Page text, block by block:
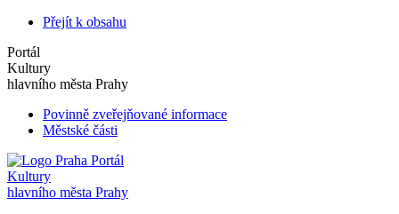
Přejít k obsahu
Portál
Kultury
hlavního města Prahy
Povinně zveřejňované informace
Městské části
Portál
Kultury
hlavního města Prahy